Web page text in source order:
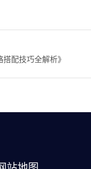
配技巧全解析》